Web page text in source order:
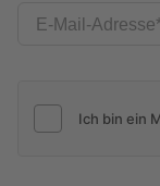
E-Mail-Adresse